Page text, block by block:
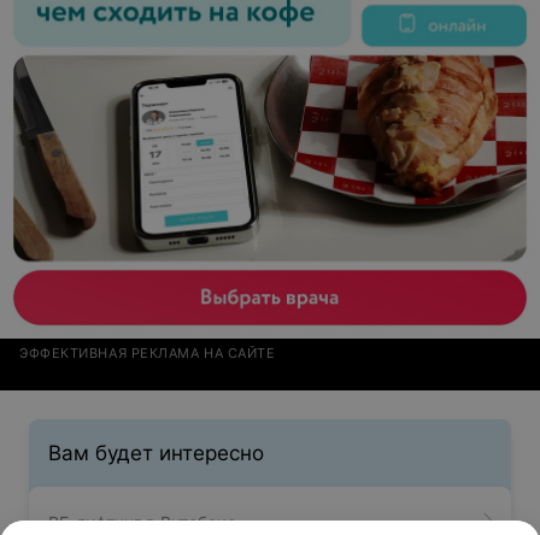
ЭФФЕКТИВНАЯ РЕКЛАМА НА САЙТЕ
Вам будет интересно
RF-лифтинг в Витебске